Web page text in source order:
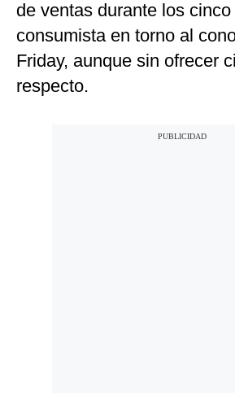
de ventas durante los
consumista en torno al
Friday, aunque sin ofrecer
respecto.